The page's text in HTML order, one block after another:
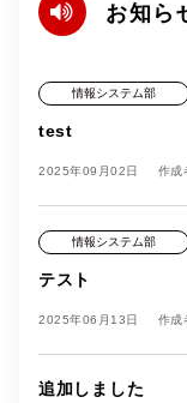
お知ら
情報システム部
test
2025年09月02日 作成
情報システム部
テスト
2025年06月13日 作成
追加しました